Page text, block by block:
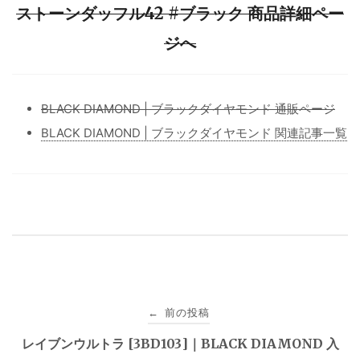
ストーンダッフル42 #ブラック 商品詳細ペー
ジへ
BLACK DIAMOND | ブラックダイヤモンド 通販ページ
BLACK DIAMOND | ブラックダイヤモンド 関連記事一覧
稿
← 前の投稿
レイブンウルトラ [3BD103]｜BLACK DIAMOND 入